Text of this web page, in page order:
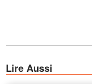
Lire Aussi